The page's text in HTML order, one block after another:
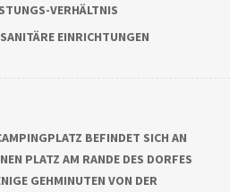
VERHÄLTNIS
EINRICHTUNGEN
BEFINDET SICH AN
PLATZ AM RANDE DES DORFES
GEHMINUTEN VON DER